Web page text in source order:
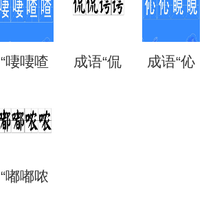
里？
语吗？
是什么
意思？
是什么 含义与
“啛啛喳
是什么
成语“侃 成语“伈
“嘟嘟哝